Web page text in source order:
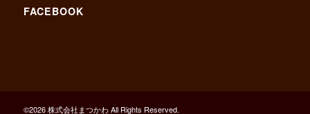
FACEBOOK
©2026 株式会社まつかわ All Rights Reserved.